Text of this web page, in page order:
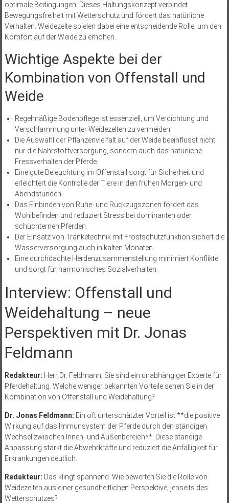
optimale Bedingungen. Dieses Haltungskonzept verbindet
Bewegungsfreiheit mit Wetterschutz und fördert das natürliche
Verhalten. Weidezelte spielen dabei eine entscheidende Rolle, um den
Komfort auf der Weide zu erhöhen.
Wichtige Aspekte bei der
Kombination von Offenstall und
Weide
Regelmäßige Bodenpflege ist essenziell, um Verdichtung und
Verschlammung unter Weidezelten zu vermeiden.
Die Auswahl der Pflanzenvielfalt auf der Weide beeinflusst nicht
nur die Nährstoffversorgung, sondern auch das natürliche
Fressverhalten der Pferde.
Eine gute Beleuchtung im Offenstall sorgt für Sicherheit und
erleichtert die Kontrolle der Tiere in den frühen Morgen- und
Abendstunden.
Das Einbinden von Ruhe- und Rückzugszonen fördert das
Wohlbefinden und reduziert Stress bei dominanten oder
schüchternen Pferden.
Der Einsatz von Tränketechnik mit Frostschutzfunktion sichert die
Wasserversorgung auch in kalten Monaten.
Eine durchdachte Herdenzusammenstellung minimiert Konflikte
und sorgt für harmonisches Sozialverhalten.
Interview: Offenstall und
Weidehaltung – neue
Perspektiven mit Dr. Jonas
Feldmann
Redakteur: Herr Dr. Feldmann, Sie sind ein unabhängiger Experte für
Pferdehaltung. Welche weniger bekannten Vorteile sehen Sie in der
Kombination von Offenstall und Weidehaltung?
Dr. Jonas Feldmann: Ein oft unterschätzter Vorteil ist **die positive
Wirkung auf das Immunsystem der Pferde durch den ständigen
Wechsel zwischen Innen- und Außenbereich**. Diese ständige
Anpassung stärkt die Abwehrkräfte und reduziert die Anfälligkeit für
Erkrankungen deutlich.
Redakteur: Das klingt spannend. Wie bewerten Sie die Rolle von
Weidezelten aus einer gesundheitlichen Perspektive, jenseits des
Wetterschutzes?